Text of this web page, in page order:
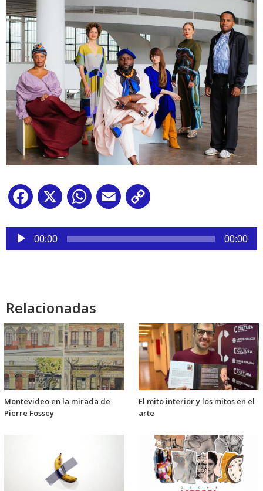
Facebook
X WhatsApp
Email
Reproductor
audio
00:00 00:00
Relacionadas
Montevideo en la mirada de
Pierre Fossey
El mito interior y los mitos en el
arte